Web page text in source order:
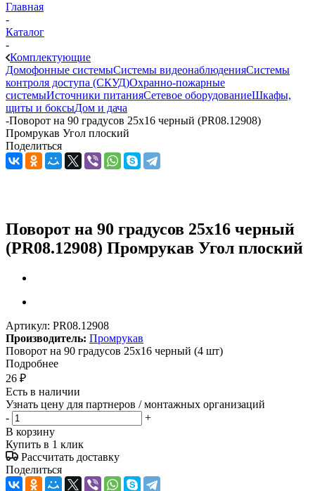
Главная
-
Каталог
-
Комплектующие
Домофонные системыСистемы видеонаблюденияСистемы
контроля доступа (СКУД)Охранно-пожарные
системыИсточники питанияСетевое оборудованиеШкафы,
щиты и боксыДом и дача
-Поворот на 90 градусов 25х16 черный (PR08.12908)
Промрукав Угол плоский
Поделиться
Поворот на 90 градусов 25х16 черный
(PR08.12908) Промрукав Угол плоский
Артикул: PR08.12908
Производитель: Промрукав
Поворот на 90 градусов 25х16 черный (4 шт)
Подробнее
26 ₽
Есть в наличии
Узнать цену для партнеров / монтажных организаций
-
+
В корзину
Купить в 1 клик
Рассчитать доставку
Поделиться